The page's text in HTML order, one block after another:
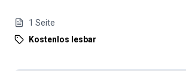
1 Seite
Kostenlos lesbar